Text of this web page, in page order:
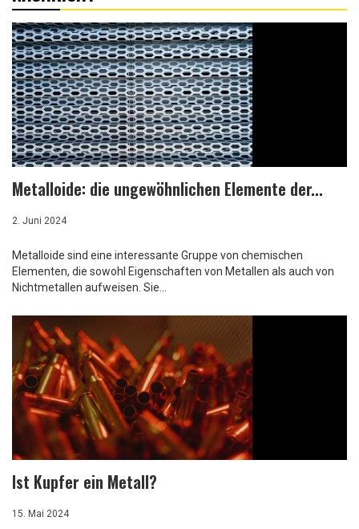
Metalloide: die ungewöhnlichen Elemente der...
2. Juni 2024
Metalloide sind eine interessante Gruppe von chemischen
Elementen, die sowohl Eigenschaften von Metallen als auch von
Nichtmetallen aufweisen. Sie...
Ist Kupfer ein Metall?
15. Mai 2024